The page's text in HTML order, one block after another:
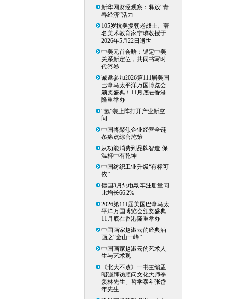
新华网财经观察：释放“青
春经济”活力
105岁抗美援朝老战士、著
名美术教育家宁璘教授于
2026年5月22日逝世
中美元首会晤：锚定中美
关系新定位，共同书写时
代答卷
诚邀参加2026第111届美国
巴拿马太平洋万国博览会
颁奖盛典！11月底在香港
隆重举办
“氢”装上阵打开产业新空
间
中国将聚焦企业经营全链
条痛点综合施策
从功能消费到品牌智造 保
温杯中有乾坤
中国纺织工业升级“有标可
依”
德国3月纯电动车注册量同
比增长66.2%
2026第111届美国巴拿马太
平洋万国博览会颁奖盛典
11月底在香港隆重举办
中国画家赵淑云的经典油
画之“金山一峰”
中国画家赵淑云的艺术人
生与艺术观
《北大不败》一书主编孟
昭强拜访顾问文化大师季
羡林先生、哲学泰斗张岱
年先生